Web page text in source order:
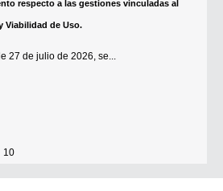
respecto a las gestiones vinculadas al
Viabilidad de Uso.
27 de julio de 2026, se...
10